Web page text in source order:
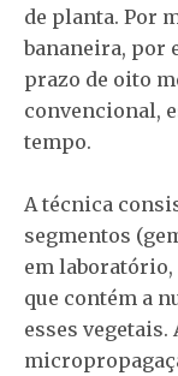
de planta. Por
bananeira, por
prazo de oito
convencional,
tempo.
A técnica
segmentos
em
que contém a
esses